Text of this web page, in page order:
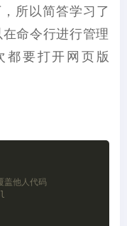
所以简答学习了
命令行进行管理
都要打开网页版
盖他人代码